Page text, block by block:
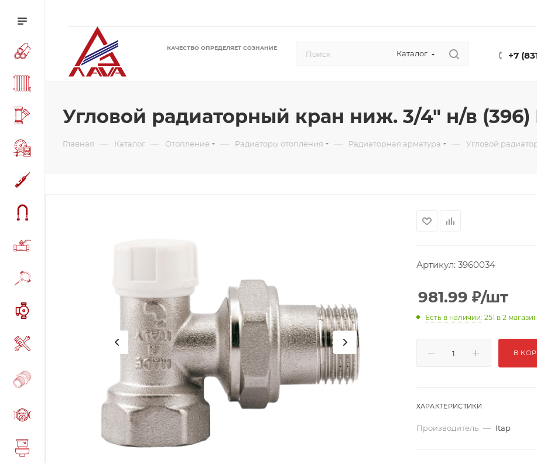
КАЧЕСТВО ОПРЕДЕЛЯЕТ СОЗНАНИЕ
Каталог +7
Угловой радиаторный кран ниж. 3/4" н/в (396)
Главная — Каталог — Отопление — Радиаторы отопления — Радиаторная арматура — Угловой
Артикул: 3960034
981.99 ₽/шт
Есть в наличии: 251 в 2
В
ХАРАКТЕРИСТИКИ
Производитель — Itap